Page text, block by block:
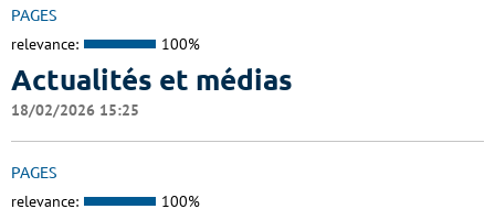
PAGES
relevance: 100%
Actualités et médias
18/02/2026 15:25
PAGES
relevance: 100%